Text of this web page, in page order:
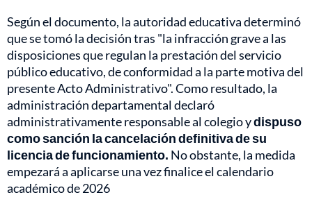
Según el documento, la autoridad educativa determinó
que se tomó la decisión tras "la infracción grave a las
disposiciones que regulan la prestación del servicio
público educativo, de conformidad a la parte motiva del
presente Acto Administrativo". Como resultado, la
administración departamental declaró
administrativamente responsable al colegio ydispuso
como sanción la cancelación definitiva de su
licencia de funcionamiento. No obstante, la medida
empezará a aplicarse una vez finalice el calendario
académico de 2026